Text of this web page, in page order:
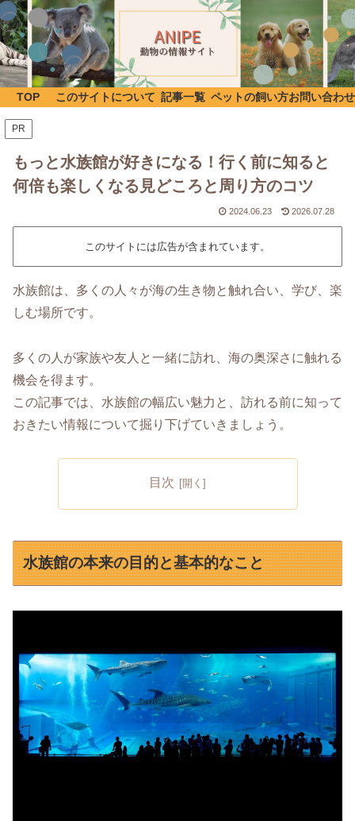
TOP このサイトについて 記事一覧 ペットの飼い方お問い合わせ
PR
もっと水族館が好きになる！行く前に知ると
何倍も楽しくなる見どころと周り方のコツ
2024.06.23 2026.07.28
このサイトには広告が含まれています。
水族館は、多くの人々が海の生き物と触れ合い、学び、楽
しむ場所です。
多くの人が家族や友人と一緒に訪れ、海の奥深さに触れる
機会を得ます。
この記事では、水族館の幅広い魅力と、訪れる前に知って
おきたい情報について掘り下げていきましょう。
目次
水族館の本来の目的と基本的なこと